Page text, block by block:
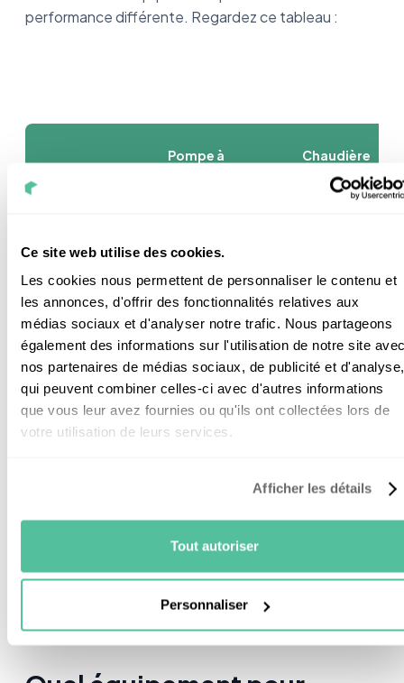
Ce site web utilise des cookies.
Les cookies nous permettent de personnaliser le contenu et
les annonces, d'offrir des fonctionnalités relatives aux
médias sociaux et d'analyser notre trafic. Nous partageons
également des informations sur l'utilisation de notre site
nos partenaires de médias sociaux, de publicité et d'analyse,
qui peuvent combiner celles-ci avec d'autres informations
que vous leur avez fournies ou qu'ils ont collectées lors de
votre utilisation de leurs services.
Afficher les détails
Tout autoriser
Personnaliser
performance différente. Regardez ce tableau :
Pompe à
Chaudière
au fioul
COP (coefficient
de
performance)
généralement
entre 3 et 5.
(Le rendement est
meilleur à 5).
de 60 à 80
%
Puissance Entre 5 et 20 kW
peut également présenter des odeurs
Voyons maintenant quel équipement est le plus